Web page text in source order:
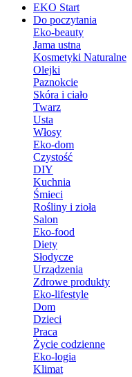
EKO Start
Do poczytania
Eko-beauty
Jama ustna
Kosmetyki Naturalne
Olejki
Paznokcie
Skóra i ciało
Twarz
Usta
Włosy
Eko-dom
Czystość
DIY
Kuchnia
Śmieci
Rośliny i zioła
Salon
Eko-food
Diety
Słodycze
Urządzenia
Zdrowe produkty
Eko-lifestyle
Dom
Dzieci
Praca
Życie codzienne
Eko-logia
Klimat